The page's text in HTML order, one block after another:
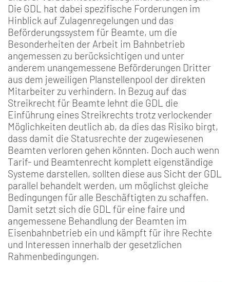
Die GDL hat dabei spezifische Forderungen im
Hinblick auf Zulagenregelungen und das
Beförderungssystem für Beamte, um die
Besonderheiten der Arbeit im Bahnbetrieb
angemessen zu berücksichtigen und unter
anderem unangemessene Beförderungen Dritter
aus dem jeweiligen Planstellenpool der direkten
Mitarbeiter zu verhindern. In Bezug auf das
Streikrecht für Beamte lehnt die GDL die
Einführung eines Streikrechts trotz verlockender
Möglichkeiten deutlich ab, da dies das Risiko birgt,
dass damit die Statusrechte der zugewiesenen
Beamten verloren gehen könnten. Doch auch wenn
Tarif- und Beamtenrecht komplett eigenständige
Systeme darstellen, sollten diese aus Sicht der GDL
parallel behandelt werden, um möglichst gleiche
Bedingungen für alle Beschäftigten zu schaffen.
Damit setzt sich die GDL für eine faire und
angemessene Behandlung der Beamten im
Eisenbahnbetrieb ein und kämpft für ihre Rechte
und Interessen innerhalb der gesetzlichen
Rahmenbedingungen.